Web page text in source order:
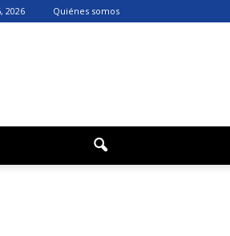
2026 Quiénes somos